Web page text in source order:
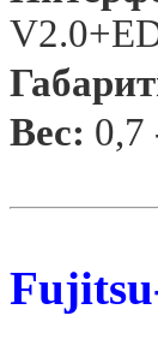
Вес: 0,7